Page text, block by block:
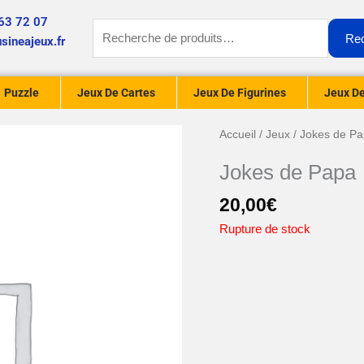
72 07
pour :
Puzzle Jeux De Cartes Jeux De Figurines Jeux
Accueil /Jeux / Jokes de
Jokes de Papa
20,00€
Rupture de stock